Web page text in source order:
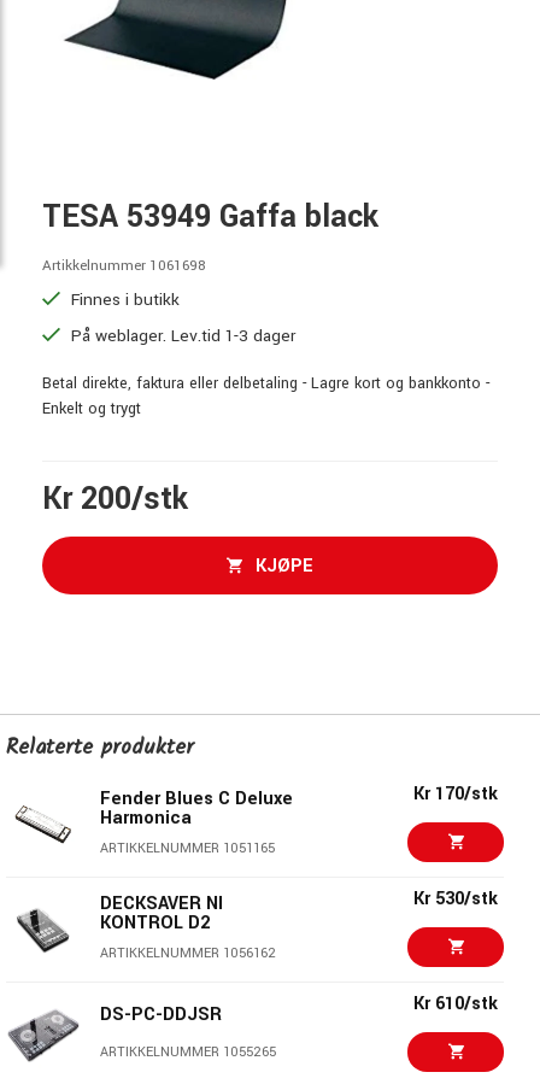
TESA 53949 Gaffa black
Artikkelnummer 1061698
Finnes i butikk
På weblager. Lev.tid 1-3 dager
Betal direkte, faktura eller delbetaling - Lagre kort og bankkonto -
Enkelt og trygt
Kr 200/stk
KJØPE
Relaterte produkter
Fender Blues C Deluxe
Harmonica
ARTIKKELNUMMER 1051165
Kr 170/stk
DECKSAVER NI
KONTROL D2
ARTIKKELNUMMER 1056162
Kr 530/stk
DS-PC-DDJSR
ARTIKKELNUMMER 1055265
Kr 610/stk